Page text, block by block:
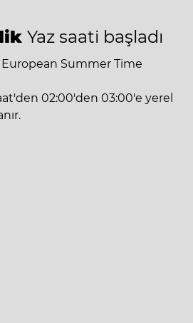
Yaz saati başladı
European Summer Time
02:00'den 03:00'e yerel